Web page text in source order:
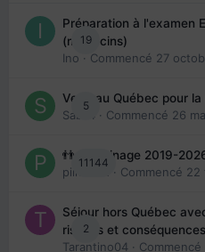
19
Préparation à l'examen
(médecins)
Ino · Commencé 27
5
Venir au Québec pour
Sab74
· Commencé 26
11144
👬 Parrainage 2019-
piinoush
· Commencé 22
2
Séjour hors Québec
risques et
Tarantino04 · Commencé